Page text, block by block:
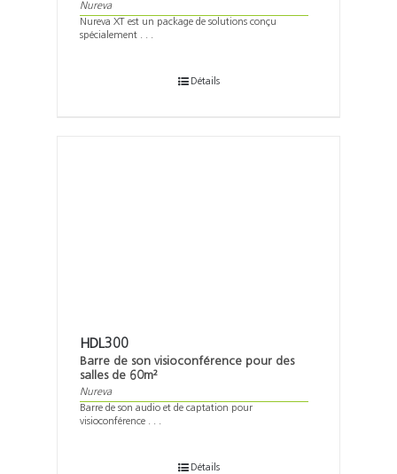
Nureva
Nureva XT est un package de solutions conçu
spécialement . . .
Détails
HDL300
Barre de son visioconférence pour des
salles de 60m²
Nureva
Barre de son audio et de captation pour
visioconférence . . .
Détails